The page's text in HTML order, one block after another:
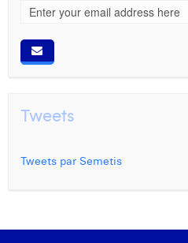
Tweets
Tweets par Semetis